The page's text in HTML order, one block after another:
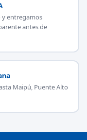
y entregamos
antes de
Maipú, Puente Alto